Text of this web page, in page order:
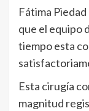
Fátima
que el equipo
tiempo esta
Esta cirugía
magnitud